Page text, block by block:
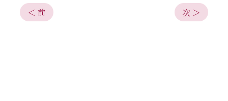
＜ 前 次 ＞